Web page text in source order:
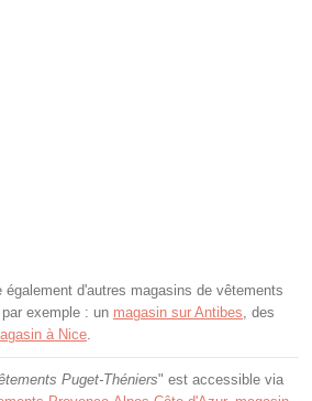
également d'autres magasins de vêtements
exemple : un magasin sur Antibes , des
à Nice
Puget-Théniers" est accessible via